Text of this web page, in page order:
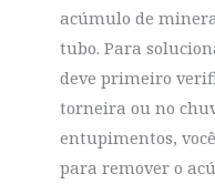
acúmulo de
tubo. Para
deve primeiro
torneira ou no
entupimentos,
para remover o